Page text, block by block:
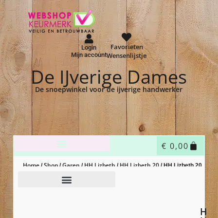
Login
Mijn account
Favorieten
Wensenlijstje
De IJverige Dames
De snoepwinkel voor de ijverige handwerker
€ 0,00
Home/Shop/Garen / HH Lizbeth / HH Lizbeth 20/ HH Lizbeth 20
H